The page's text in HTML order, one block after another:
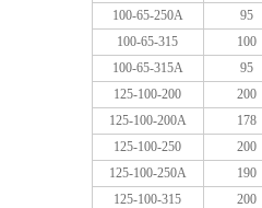
100-65-250A
95
100-65-315
100
100-65-315A
95
125-100-200
200
125-100-200A
178
125-100-250
200
125-100-250A
190
125-100-315
200